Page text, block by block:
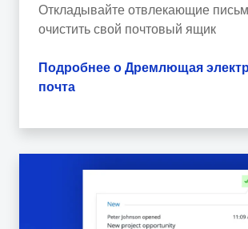
Откладывайте отвлекающие
очистить свой почтовый ящик
Подробнее о Дремлющая
почта